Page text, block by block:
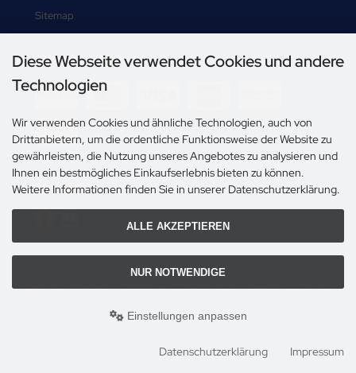
Sitemap
Zahlungsmethoden
Social Media
Alle Preise inkl. gesetzl. MwSt. zzgl.Versandkosten. Die durchgestrichenen Preise
Steiner's Spielbörse © 2026 | Template © 2009-2026 by modified eCommerce
Diese Webseite verwendet Cookies und andere
Technologien
Wir verwenden Cookies und ähnliche Technologien, auch von
Drittanbietern, um die ordentliche Funktionsweise der Website zu
gewährleisten, die Nutzung unseres Angebotes zu analysieren und
Ihnen ein bestmögliches Einkaufserlebnis bieten zu können.
Weitere Informationen finden Sie in unserer Datenschutzerklärung.
ALLE AKZEPTIEREN
NUR NOTWENDIGE
Einstellungen anpassen
Datenschutzerklärung Impressum